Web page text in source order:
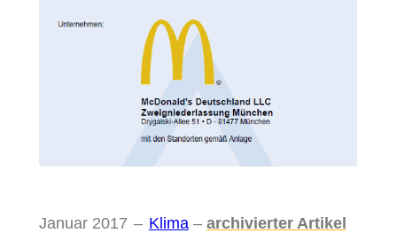
Januar 2017 – Klima– archivierter Artikel